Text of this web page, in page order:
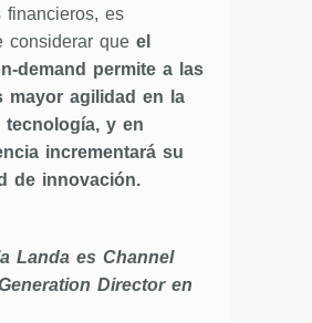
financieros, es
considerar que el
demand permite a las
mayor agilidad en la
tecnología, y en
incrementará su
de innovación.
Landa es Channel
Director en